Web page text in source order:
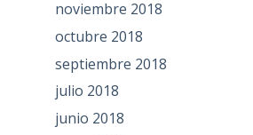
noviembre 2018
octubre 2018
septiembre 2018
julio 2018
junio 2018